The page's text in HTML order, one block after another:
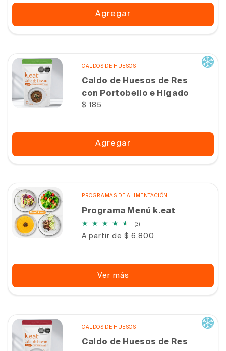
Agregar
CALDOS DE HUESOS
Caldo de Huesos de Res
con Portobello e Hígado
Precio
$ 185
Agregar
PROGRAMAS DE ALIMENTACIÓN
Programa Menú k.eat
(3)3
totales
Precio
A partir de $ 6,800
Ver más
CALDOS DE HUESOS
Caldo de Huesos de Res